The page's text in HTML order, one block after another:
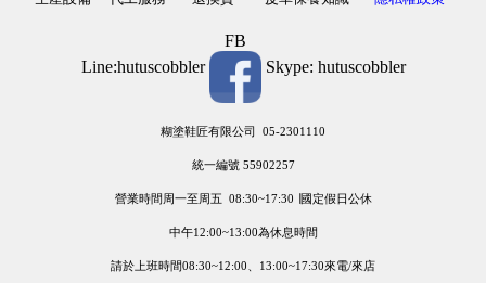
Line:hutuscobbler
FB
Skype: hutuscobbler
糊塗鞋匠有限公司 05-2301110
統一編號 55902257
營業時間周一至周五 08:30~17:30 ∣國定假日公休
中午12:00~13:00為休息時間
請於上班時間08:30~12:00、13:00~17:30來電/來店